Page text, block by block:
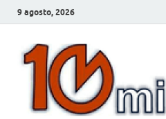
9 agosto, 2026